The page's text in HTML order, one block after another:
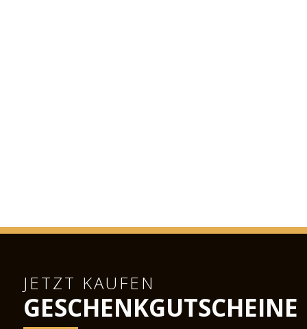
JETZT KAUFEN
GESCHENKGUTSCHEINE